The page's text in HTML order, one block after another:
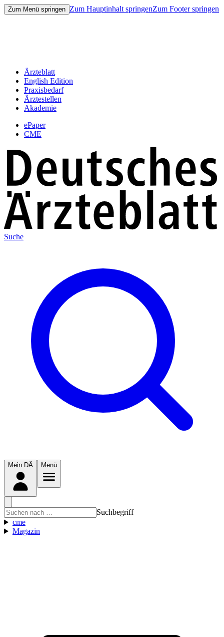
Zum Menü springen Zum Hauptinhalt springenZum Footer springen
Ärzteblatt
English Edition
Praxisbedarf
Ärztestellen
Akademie
ePaper
CME
Suche
Mein DÄ Menü
Suchbegriff
cme
Magazin